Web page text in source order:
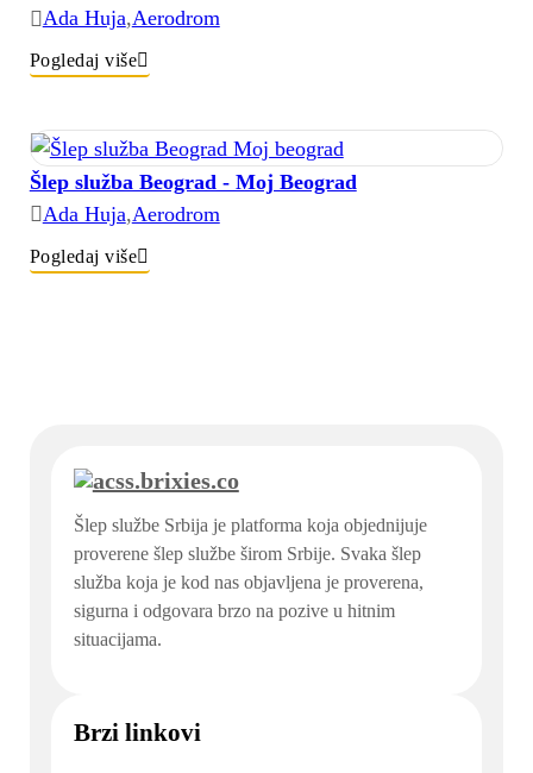
Ada Huja,Aerodrom
Pogledaj više
Šlep služba Beograd - Moj Beograd
Ada Huja,Aerodrom
Pogledaj više
Šlep službe Srbija je platforma koja objednijuje
proverene šlep službe širom Srbije. Svaka šlep
služba koja je kod nas objavljena je proverena,
sigurna i odgovara brzo na pozive u hitnim
situacijama.
Brzi linkovi